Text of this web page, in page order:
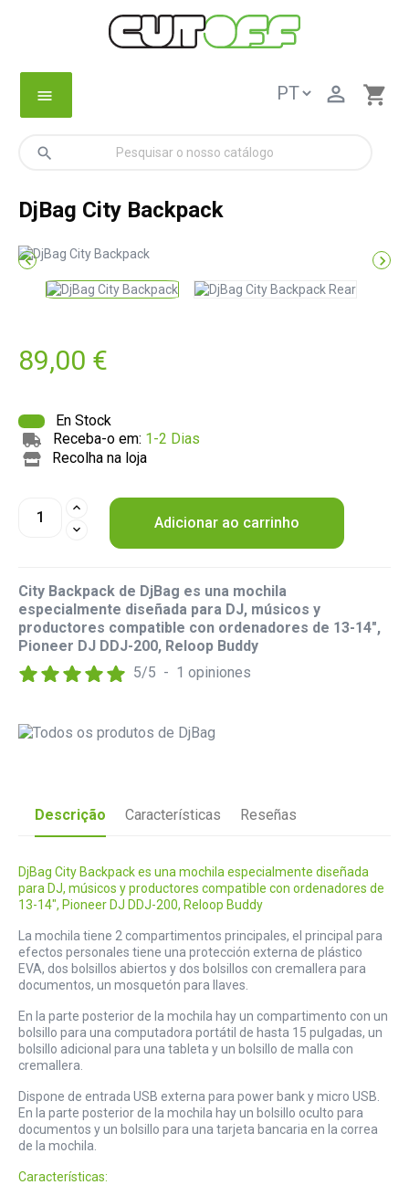
menu shopping_cart

search
DjBag City Backpack
 
89,00 €
En Stock
Receba-o em: 1-2 Dias
Recolha na loja
Adicionar ao carrinho
City Backpack de DjBag es una mochila
especialmente diseñada para DJ, músicos y
productores compatible con ordenadores de 13-14",
Pioneer DJ DDJ-200, Reloop Buddy
5/5 - 1 opiniones
Descrição Características Reseñas
DjBag City Backpack es una mochila especialmente diseñada
para DJ, músicos y productores compatible con ordenadores de
13-14", Pioneer DJ DDJ-200, Reloop Buddy
La mochila tiene 2 compartimentos principales, el principal para
efectos personales tiene una protección externa de plástico
EVA, dos bolsillos abiertos y dos bolsillos con cremallera para
documentos, un mosquetón para llaves.
En la parte posterior de la mochila hay un compartimento con un
bolsillo para una computadora portátil de hasta 15 pulgadas, un
bolsillo adicional para una tableta y un bolsillo de malla con
cremallera.
Dispone de entrada USB externa para power bank y micro USB.
En la parte posterior de la mochila hay un bolsillo oculto para
documentos y un bolsillo para una tarjeta bancaria en la correa
de la mochila.
Características: